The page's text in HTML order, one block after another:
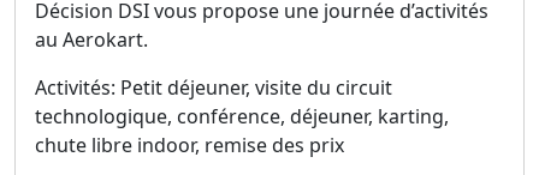
Décision DSI vous propose une journée d’activités
au Aerokart.
Activités: Petit déjeuner, visite du circuit
technologique, conférence, déjeuner, karting,
chute libre indoor, remise des prix